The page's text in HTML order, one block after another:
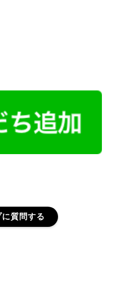
鼡
です。 素敵なお品をあり
質問する